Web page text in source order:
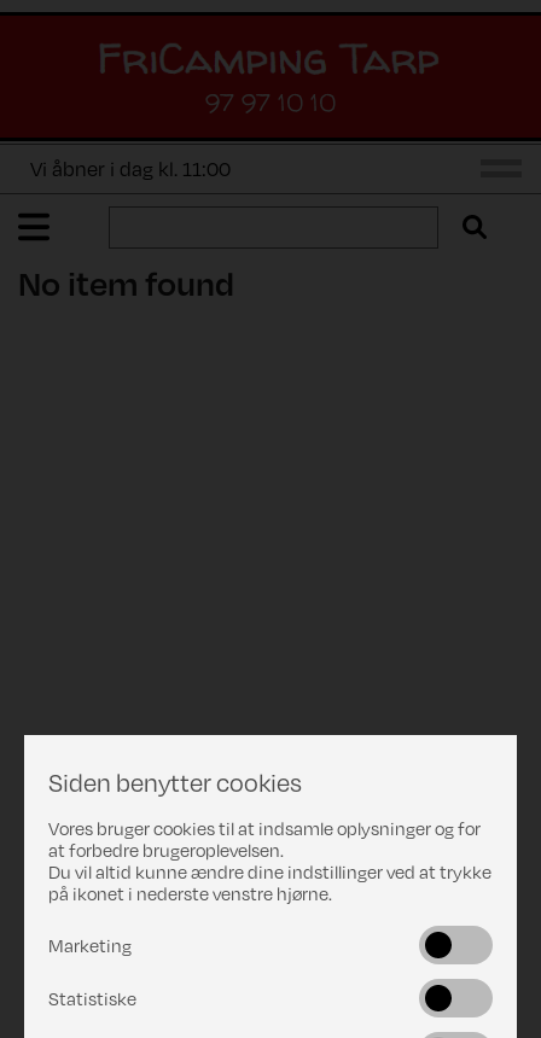
97 97 10 10
Vi åbner i dag kl. 11:00
No item found
Siden benytter cookies
Vores bruger cookies til at indsamle oplysninger og for
at forbedre brugeroplevelsen.
Du vil altid kunne ændre dine indstillinger ved at trykke
på ikonet i nederste venstre hjørne.
Marketing
Statistiske